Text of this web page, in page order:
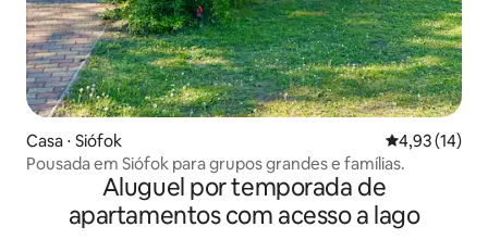
Casa ⋅ Siófok 4,93 de uma
4,93 (14)
Pousada em Siófok para grupos grandes e famílias.
Aluguel por temporada de
apartamentos com acesso a lago